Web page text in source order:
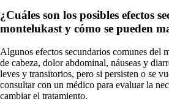
¿Cuáles son los posibles efectos
montelukast y cómo se pueden
Algunos efectos secundarios comunes del
de cabeza, dolor abdominal, náuseas y
leves y transitorios, pero si persisten o se
consultar con un médico para evaluar la
cambiar el tratamiento.